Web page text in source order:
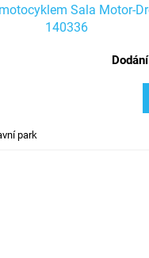
Sala Motor-
140336
park